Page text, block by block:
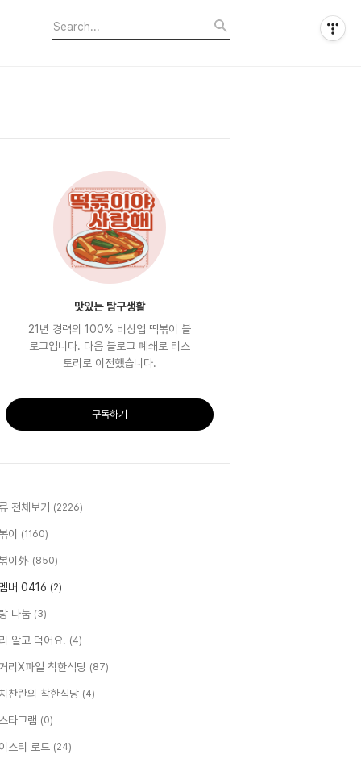
맛있는 탐구생활
21년 경력의 100% 비상업 떡볶이 블
로그입니다. 다음 블로그 폐쇄로 티스
토리로 이전했습니다.
구독하기
전체보기 (2226)
이 (1160)
이外 (850)
버 0416 (2)
나눔 (3)
알고 먹어요. (4)
리X파일 착한식당 (87)
찬란의 착한식당 (4)
타그램 (0)
스티 로드 (24)